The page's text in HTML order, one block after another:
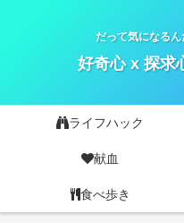
だって気になる
好奇心 x 探求
ライフハック
献血
食べ歩き